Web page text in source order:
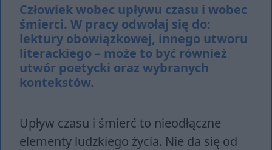
Człowiek wobec upływu czasu i wobec
śmierci. W pracy odwołaj się do:
lektury obowiązkowej, innego utworu
literackiego – może to być również
utwór poetycki oraz wybranych
kontekstów.
Upływ czasu i śmierć to nieodłączne
elementy ludzkiego życia. Nie da się od